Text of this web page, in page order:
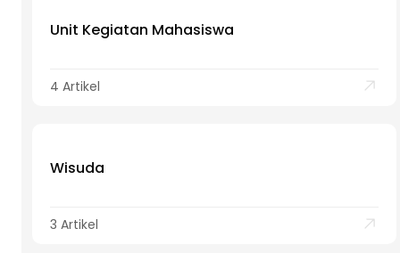
Unit Kegiatan Mahasiswa
4 Artikel
Wisuda
3 Artikel